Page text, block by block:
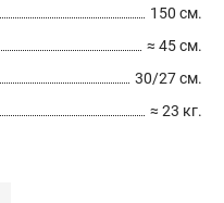
150 см.
≈ 45 см.
30/27 см.
≈ 23 кг.